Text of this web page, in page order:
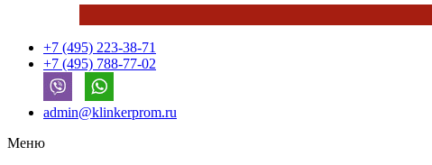
+7 (495) 223-38-71
+7 (495) 788-77-02
admin@klinkerprom.ru
Меню